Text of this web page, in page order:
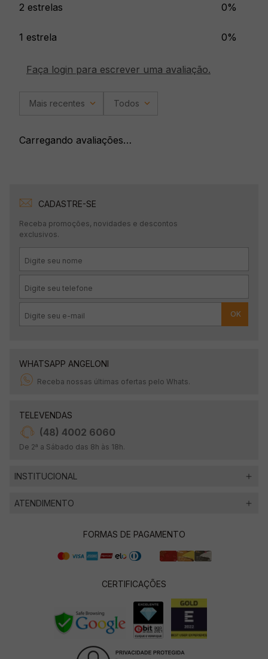
2 estrelas 0%
1 estrela 0%
Faça login para escrever uma avaliação.
Mais recentes Todos
Carregando avaliações…
CADASTRE-SE
Receba promoções, novidades e descontos
exclusivos.
OK
WHATSAPP ANGELONI
Receba nossas últimas ofertas pelo Whats.
TELEVENDAS
(48) 4002 6060
De 2ª a Sábado das 8h às 18h.
INSTITUCIONAL
ATENDIMENTO
FORMAS DE PAGAMENTO
CERTIFICAÇÕES